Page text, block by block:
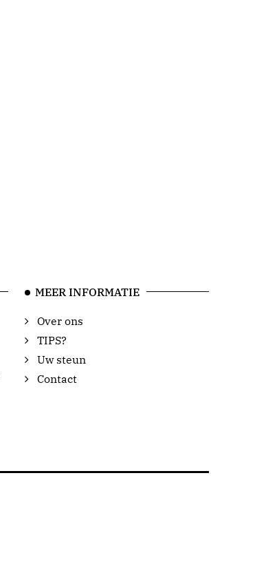
MEER INFORMATIE
Over ons
TIPS?
Uw steun
Contact